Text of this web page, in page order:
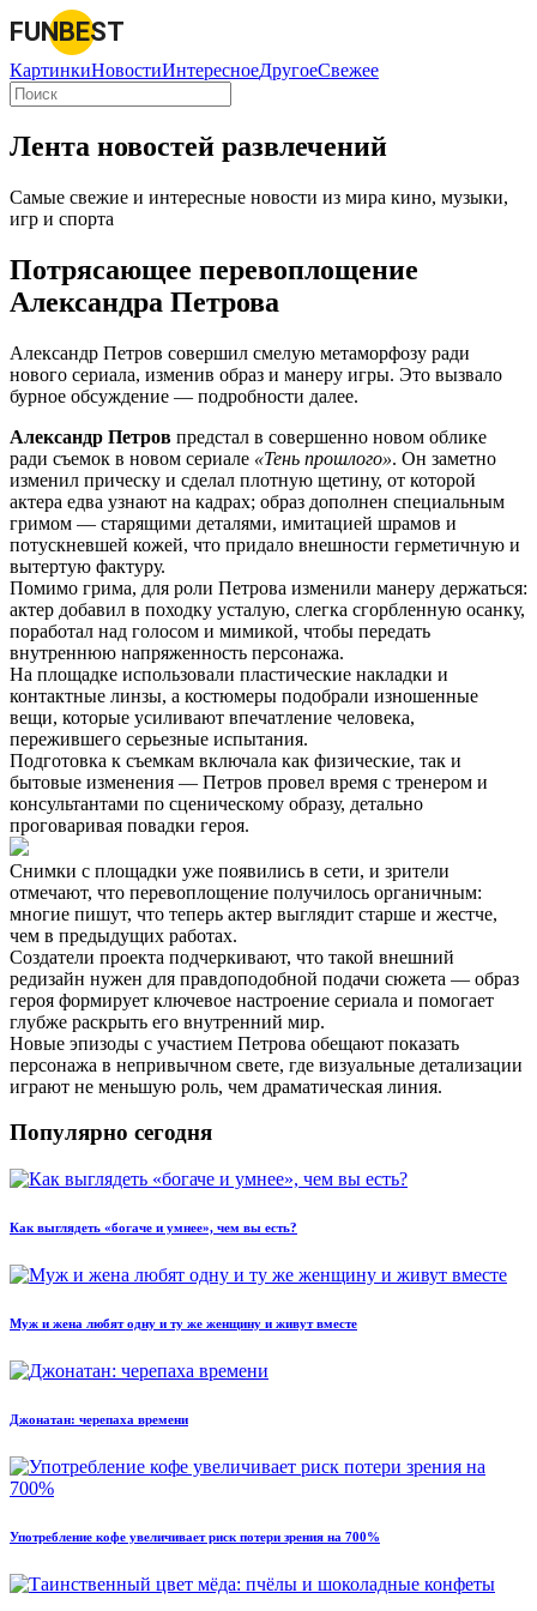
FUNBEST
КартинкиНовостиИнтересноеДругоеСвежее
Лента новостей развлечений
Самые свежие и интересные новости из мира кино, музыки,
игр и спорта
Потрясающее перевоплощение
Александра Петрова
Александр Петров совершил смелую метаморфозу ради
нового сериала, изменив образ и манеру игры. Это вызвало
бурное обсуждение — подробности далее.
Александр Петров предстал в совершенно новом облике
ради съемок в новом сериале «Тень прошлого». Он заметно
изменил прическу и сделал плотную щетину, от которой
актера едва узнают на кадрах; образ дополнен специальным
гримом — старящими деталями, имитацией шрамов и
потускневшей кожей, что придало внешности герметичную и
вытертую фактуру.
Помимо грима, для роли Петрова изменили манеру держаться:
актер добавил в походку усталую, слегка сгорбленную осанку,
поработал над голосом и мимикой, чтобы передать
внутреннюю напряженность персонажа.
На площадке использовали пластические накладки и
контактные линзы, а костюмеры подобрали изношенные
вещи, которые усиливают впечатление человека,
пережившего серьезные испытания.
Подготовка к съемкам включала как физические, так и
бытовые изменения — Петров провел время с тренером и
консультантами по сценическому образу, детально
проговаривая повадки героя.
Снимки с площадки уже появились в сети, и зрители
отмечают, что перевоплощение получилось органичным:
многие пишут, что теперь актер выглядит старше и жестче,
чем в предыдущих работах.
Создатели проекта подчеркивают, что такой внешний
редизайн нужен для правдоподобной подачи сюжета — образ
героя формирует ключевое настроение сериала и помогает
глубже раскрыть его внутренний мир.
Новые эпизоды с участием Петрова обещают показать
персонажа в непривычном свете, где визуальные детализации
играют не меньшую роль, чем драматическая линия.
Популярно сегодня
Как выглядеть «богаче и умнее», чем вы есть?
Муж и жена любят одну и ту же женщину и живут вместе
Джонатан: черепаха времени
Употребление кофе увеличивает риск потери зрения на 700%